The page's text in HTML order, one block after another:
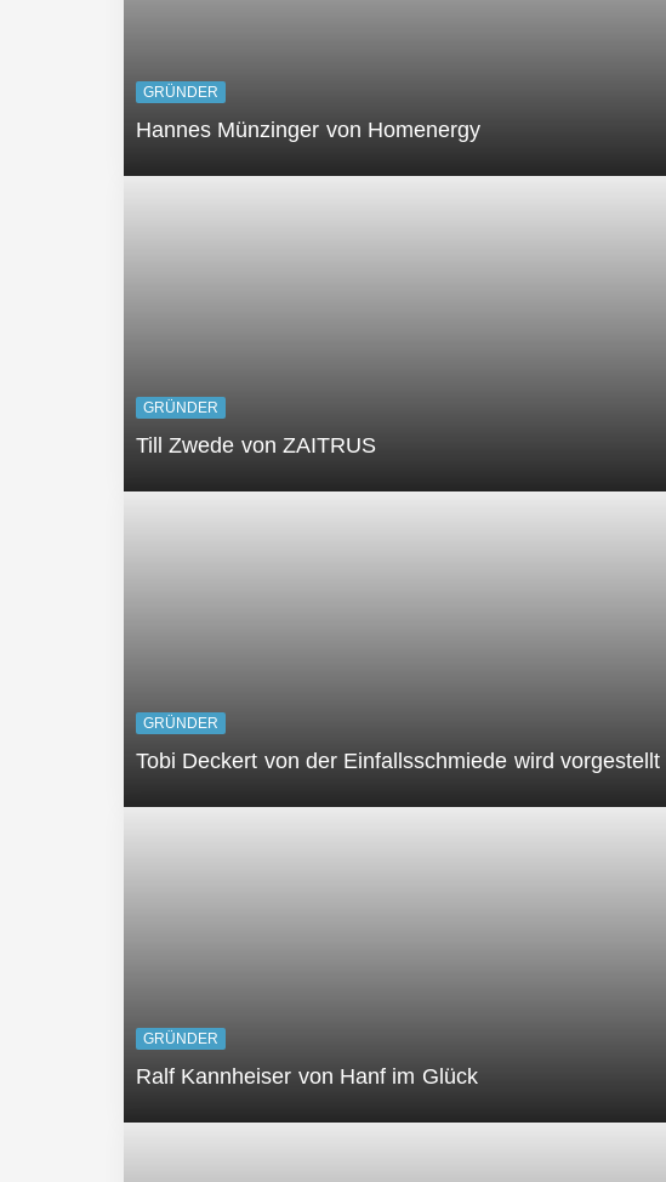
GRÜNDER
Hannes Münzinger von Homenergy
GRÜNDER
Till Zwede von ZAITRUS
GRÜNDER
Tobi Deckert von der Einfallsschmiede wird vorgestellt
GRÜNDER
Ralf Kannheiser von Hanf im Glück